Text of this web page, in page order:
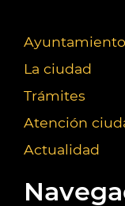
Ayuntamiento
La ciudad
Trámites
Atención
Actualidad